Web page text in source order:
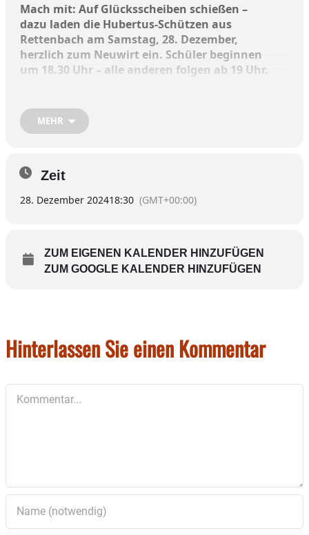
Mach mit: Auf Glücksscheiben schießen –
dazu laden die Hubertus-Schützen aus
Rettenbach am Samstag, 28. Dezember,
herzlich zum Neuwirt ein. Schüler beginnen
um 18.30 Uhr – alle anderen folgen ab 19 Uhr.
Weihnachtsschießen, bei dem der Vereinspokal
dann dem Sieger / der Siegerin überreicht wird.
außerdem.
Zudem geben die Rettenbacher ihre
MEHR
Zeit
28. Dezember 202418:30 (GMT+00:00)
ZUM EIGENEN KALENDER HINZUFÜGEN
ZUM GOOGLE KALENDER HINZUFÜGEN
Hinterlassen Sie einen Kommentar